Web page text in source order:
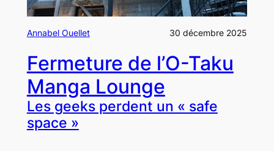
Annabel Ouellet 30 décembre 2025
Fermeture de l’O-Taku
Manga Lounge
Les geeks perdent un « safe
space »